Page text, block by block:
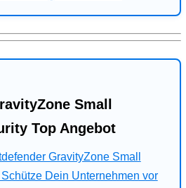
Small
Top Angebot
GravityZone Small
Dein Unternehmen vor